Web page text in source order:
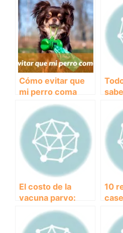
Cómo evitar que
mi perro coma
El costo de la
vacuna parvo:
¿cuánto debes
pagar para
10